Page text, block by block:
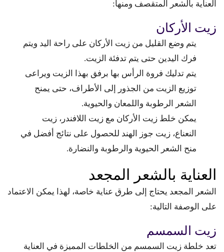
العناية بالشعر المتقصف ومنها:
زيت الأركان
يتم وضع القليل من زيت الأركان على راحة اليد ويتم
فرك اليدين حتى يتم تدفئة الزيت.
يتم تدليك فروة الرأس بها برفق بهذا الزيت ويراعى
توزيع الزيت من الجذور إلى الأطراف، حتى يمنح
الشعر الرطوبة واللمعان والحيوية.
يمكن خلط زيت الأركان مع زيت اللافندر، زيت
النعناع، زيت جوز الهند للحصول على نتائج أفضل في
منح الشعر الحيوية والرطوبة والنضارة.
العناية بالشعر المجعد
الشعر المجعد يحتاج إلى طرق عناية خاصة، لهذا يمكن الاعتماد
على الوصفة التالية:
زيت السمسم
تعد خلطة زيت السمسم من الخلطات المميزة في العناية